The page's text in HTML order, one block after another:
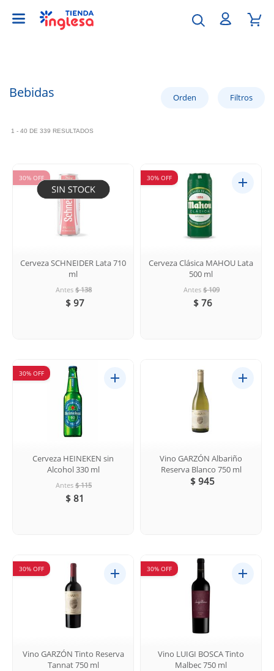
Bebidas
1 - 40 DE 339 RESULTADOS
30% OFF
Cerveza SCHNEIDER Lata 710
ml
Antes $ 138
$ 97
30% OFF
Cerveza Clásica MAHOU Lata
500 ml
Antes $ 109
$ 76
30% OFF
Cerveza HEINEKEN sin
Alcohol 330 ml
Antes $ 115
$ 81
Vino GARZÓN Albariño
Reserva Blanco 750 ml
$ 945
30% OFF
Vino GARZÓN Tinto Reserva
Tannat 750 ml
30% OFF
Vino LUIGI BOSCA Tinto
Malbec 750 ml